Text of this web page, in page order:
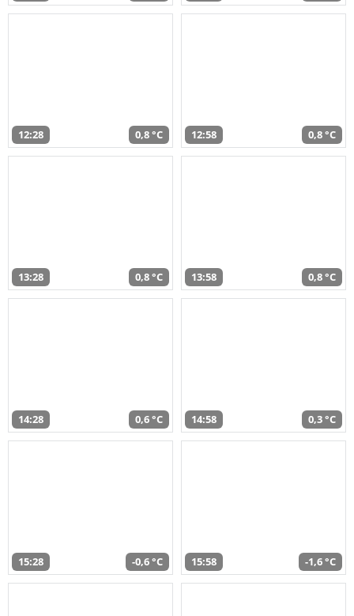
12:28 0,8 °C 12:58 0,8 °C
13:28 0,8 °C 13:58 0,8 °C
14:28 0,6 °C 14:58 0,3 °C
15:28 -0,6 °C 15:58 -1,6 °C